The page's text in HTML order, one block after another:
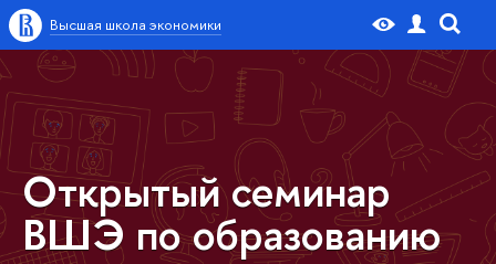
Высшая школа экономики
Открытый семинар
ВШЭ по образованию